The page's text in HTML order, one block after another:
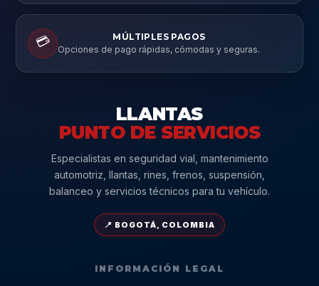
💳
MÚLTIPLES PAGOS
Opciones de pago rápidas, cómodas y seguras.
LLANTAS
PUNTO DE SERVICIOS
Especialistas en seguridad vial, mantenimiento
automotriz, llantas, rines, frenos, suspensión,
balanceo y servicios técnicos para tu vehículo.
📍 BOGOTÁ, COLOMBIA
INFORMACIÓN LEGAL